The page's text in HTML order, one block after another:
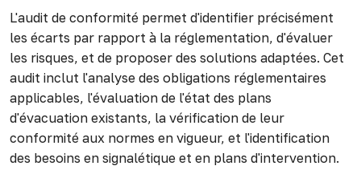
L'audit de conformité permet d'identifier précisément
les écarts par rapport à la réglementation, d'évaluer
les risques, et de proposer des solutions adaptées. Cet
audit inclut l'analyse des obligations réglementaires
applicables, l'évaluation de l'état des plans
d'évacuation existants, la vérification de leur
conformité aux normes en vigueur, et l'identification
des besoins en signalétique et en plans d'intervention.